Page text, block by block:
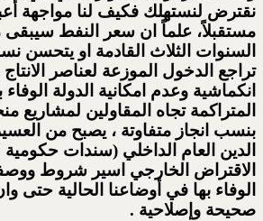
نقترض لنستهلك فكيف لنا مواجهة
مستقبلاً، علماً ان سعر النفط
السنوات الثلاث القادمة او يتحسن
تراجع الدخول الموزعة لعناصر
انكماشية وعدم امكانية الدولة الوفاء
المتراكمة تجاه المقاولين لمشاريع
بنسب انجاز متفاوتة ، يصبح من
الدين العام الداخلي (سندات
الاقتراض الخارجي اسير شروط
الوفاء بها في أوضاعنا الحالية
صحيحة وإصلاحية .